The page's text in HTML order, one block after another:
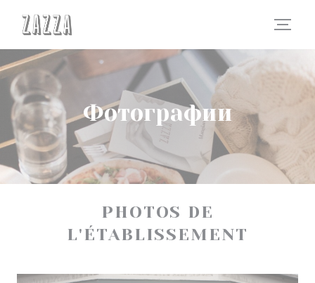
Фотографии
PHOTOS DE
L'ÉTABLISSEMENT